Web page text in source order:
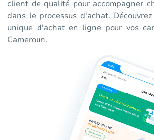
client de qualité pour accompagner
dans le processus d'achat.
unique d'achat en ligne pour vos
Cameroun.